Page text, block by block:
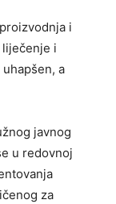
i
i
a
javnog
u redovnoj
za